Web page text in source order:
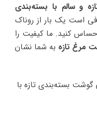
و سالم با بسته‌بندی
است یک بار از روناک
کنید. ما کیفیت را
مرغ تازه به شما نشان
گوشت بسته‌بندی تازه با